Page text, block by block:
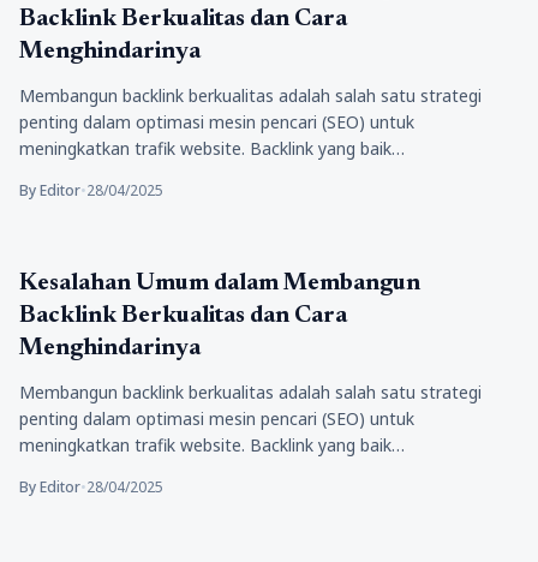
Backlink Berkualitas dan Cara
Menghindarinya
Membangun backlink berkualitas adalah salah satu strategi
penting dalam optimasi mesin pencari (SEO) untuk
meningkatkan trafik website. Backlink yang baik…
By Editor•28/04/2025
Tips Marketing
Kesalahan Umum dalam Membangun
Backlink Berkualitas dan Cara
Menghindarinya
Membangun backlink berkualitas adalah salah satu strategi
penting dalam optimasi mesin pencari (SEO) untuk
meningkatkan trafik website. Backlink yang baik…
By Editor•28/04/2025